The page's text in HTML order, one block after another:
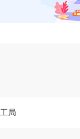
局